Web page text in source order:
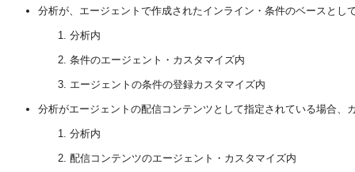
分析が、エージェントで作成されたインライン・条件のベースと
分析内
条件のエージェント・カスタマイズ内
エージェントの条件の登録カスタマイズ内
分析がエージェントの配信コンテンツとして指定されている場合、
分析内
配信コンテンツのエージェント・カスタマイズ内